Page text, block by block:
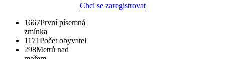
Chci se zaregistrovat
1667První písemná
zmínka
1171Počet obyvatel
298Metrů nad